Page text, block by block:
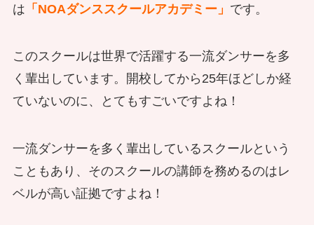
は 「NOAダンススクールアカデミー」 です。
このスクールは世界で活躍する一流ダンサーを多
く輩出しています。開校してから25年ほどしか経
ていないのに、とてもすごいですよね！
一流ダンサーを多く輩出しているスクールという
こともあり、そのスクールの講師を務めるのはレ
ベルが高い証拠ですよね！